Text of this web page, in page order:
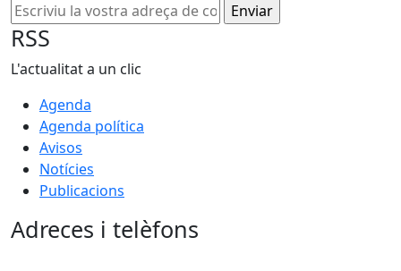
RSS
L'actualitat a un clic
Agenda
Agenda política
Avisos
Notícies
Publicacions
Adreces i telèfons